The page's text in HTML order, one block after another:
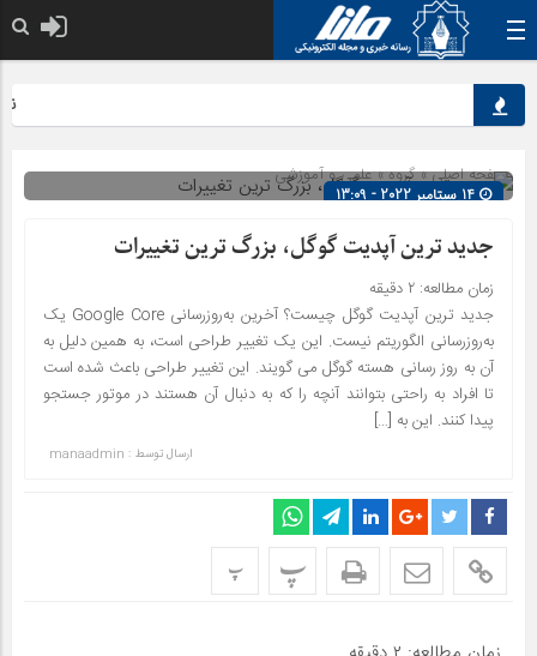
صفحه اصلی» گروه »علمی و آموزشی
14 سپتامبر 2022 - 13:09
شناسه : 3248
جدید ترین آپدیت گوگل، بزرگ ترین تغییرات
زمان مطالعه: ۲ دقیقه
جدید ترین آپدیت گوگل چیست؟ آخرین به‌روزرسانی Google Core یک
به‌روزرسانی الگوریتم نیست. این یک تغییر طراحی است، به همین دلیل به
آن به روز رسانی هسته گوگل می گویند. این تغییر طراحی باعث شده است
تا افراد به راحتی بتوانند آنچه را که به دنبال آن هستند در موتور جستجو
پیدا کنند. این به […]
ارسال توسط : manaadmin
پ پ